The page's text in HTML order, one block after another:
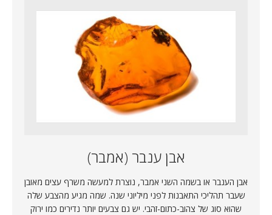
אבן ענבר (אמבר)
אבן הענבר או בשמה השני אמבר, נוצרת למעשה משרף עצים מאובן
שעבר תהליכי התאבנות לפני מיליוני שנה. שמה מגיע מהצבע שלה
שהוא סוג של צהוב-כתום-זהבי. יש גם צבעים יותר נדירים כמו ירוק